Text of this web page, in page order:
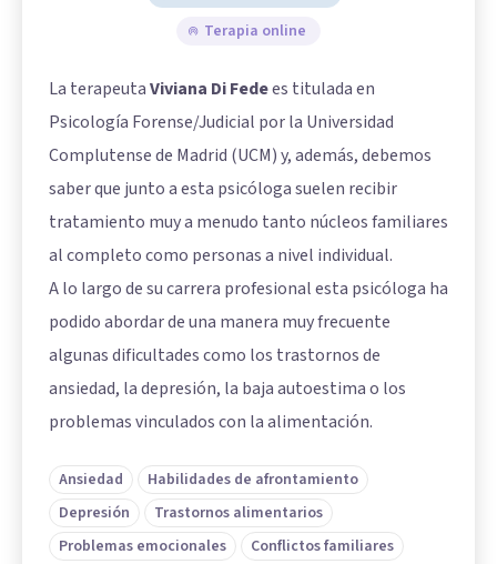
Terapia online
La terapeutaViviana Di Fedees titulada en
Psicología Forense/Judicial por la Universidad
Complutense de Madrid (UCM) y, además, debemos
saber que junto a esta psicóloga suelen recibir
tratamiento muy a menudo tanto núcleos familiares
al completo como personas a nivel individual.
A lo largo de su carrera profesional esta psicóloga ha
podido abordar de una manera muy frecuente
algunas dificultades como los trastornos de
ansiedad, la depresión, la baja autoestima o los
problemas vinculados con la alimentación.
Ansiedad
Habilidades de afrontamiento
Depresión
Trastornos alimentarios
Problemas emocionales
Conflictos familiares